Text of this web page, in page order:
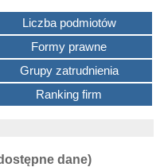
Liczba podmiotów
Formy prawne
Grupy zatrudnienia
Ranking firm
dane)